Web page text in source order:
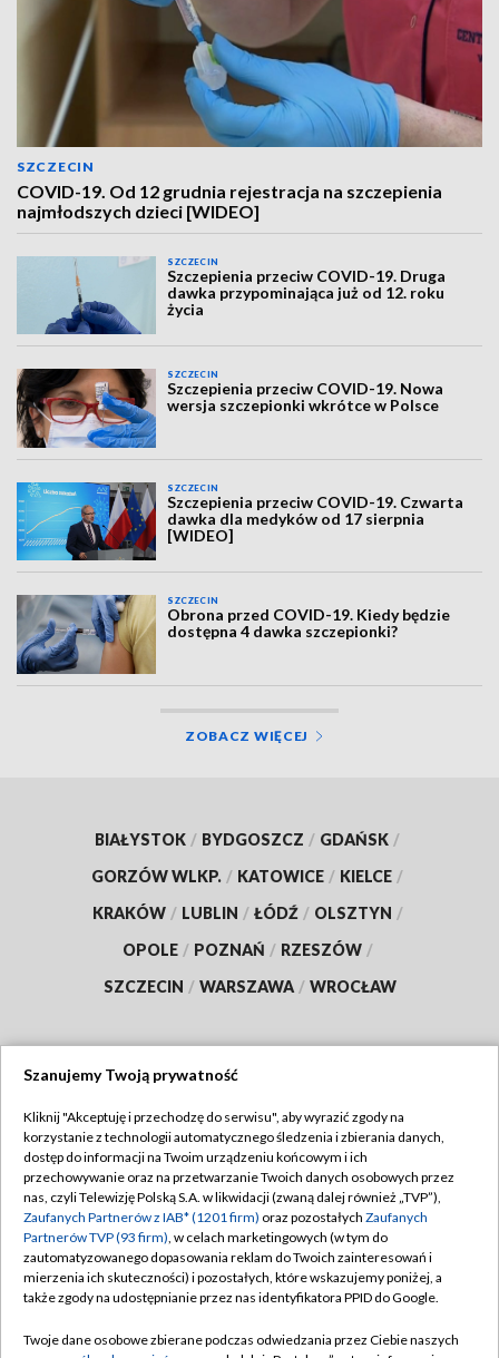
SZCZECIN
COVID-19. Od 12 grudnia rejestracja na szczepienia
najmłodszych dzieci [WIDEO]
SZCZECIN
Szczepienia przeciw COVID-19. Druga
dawka przypominająca już od 12. roku
życia
SZCZECIN
Szczepienia przeciw COVID-19. Nowa
wersja szczepionki wkrótce w Polsce
SZCZECIN
Szczepienia przeciw COVID-19. Czwarta
dawka dla medyków od 17 sierpnia
[WIDEO]
SZCZECIN
Obrona przed COVID-19. Kiedy będzie
dostępna 4 dawka szczepionki?
ZOBACZ WIĘCEJ
BIAŁYSTOK / BYDGOSZCZ / GDAŃSK /
GORZÓW WLKP. / KATOWICE / KIELCE /
KRAKÓW / LUBLIN / ŁÓDŹ / OLSZTYN /
OPOLE / POZNAŃ / RZESZÓW /
SZCZECIN / WARSZAWA / WROCŁAW
TVP
Abonament TVP
Emisja w TVP
Centrum informacji TVP
Naziemna Telewizja Cyfrowa
Regulamin TVP
Polityka prywatności
Moje zgody
Pomoc
Szanujemy Twoją prywatność
Kliknij "Akceptuję i przechodzę do serwisu", aby wyrazić zgody na
korzystanie z technologii automatycznego śledzenia i zbierania danych,
dostęp do informacji na Twoim urządzeniu końcowym i ich
przechowywanie oraz na przetwarzanie Twoich danych osobowych przez
nas, czyli Telewizję Polską S.A. w likwidacji (zwaną dalej również „TVP”),
Zaufanych Partnerów z IAB* (1201 firm) oraz pozostałych Zaufanych
Partnerów TVP (93 firm), w celach marketingowych (w tym do
zautomatyzowanego dopasowania reklam do Twoich zainteresowań i
mierzenia ich skuteczności) i pozostałych, które wskazujemy poniżej, a
także zgody na udostępnianie przez nas identyfikatora PPID do Google.
Twoje dane osobowe zbierane podczas odwiedzania przez Ciebie naszych